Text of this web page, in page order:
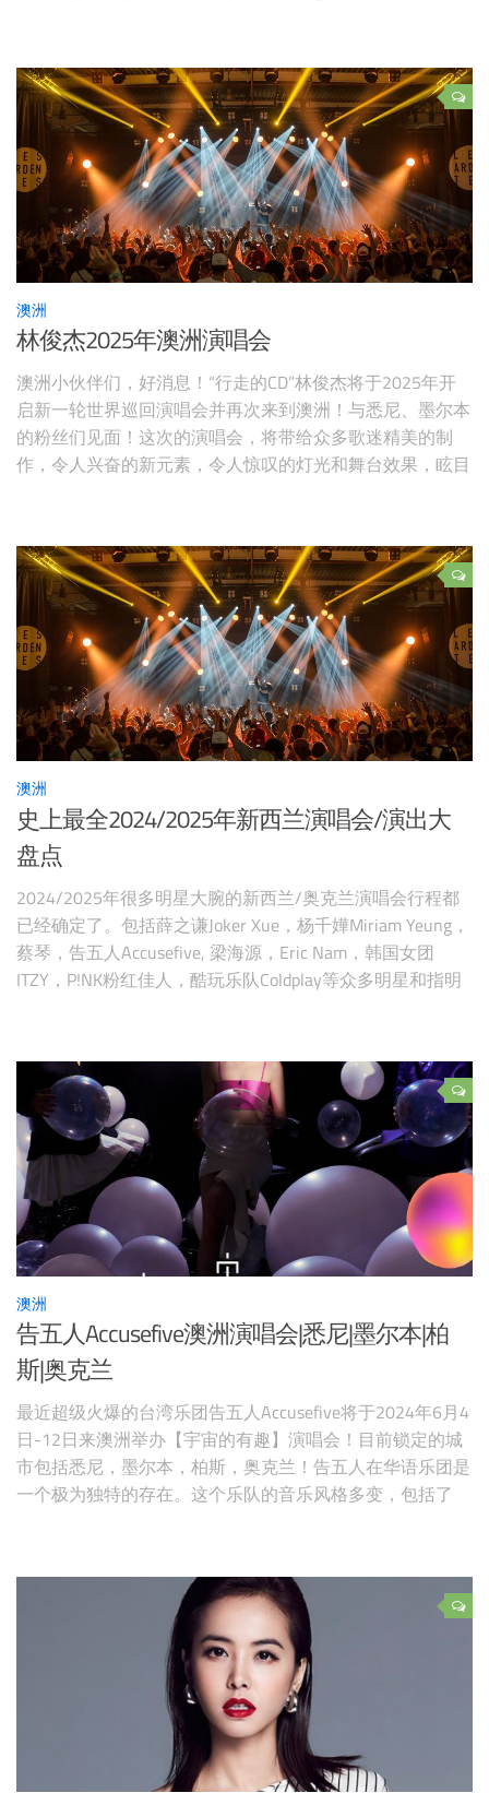
社，梁海源，BlackPink粉墨
澳洲
林俊杰2025年澳洲演唱会
澳洲小伙伴们，好消息！“行走的CD”林俊杰将于2025年开
启新一轮世界巡回演唱会并再次来到澳洲！与悉尼、墨尔本
的粉丝们见面！这次的演唱会，将带给众多歌迷精美的制
作，令人兴奋的新元素，令人惊叹的灯光和舞台效果，眩目
惜没如果》、《修炼爱情》等等。。。 林俊杰墨尔本演唱
会地点：待定【购票页面待定，查
澳洲
史上最全2024/2025年新西兰演唱会/演出大
盘点
2024/2025年很多明星大腕的新西兰/奥克兰演唱会行程都
已经确定了。包括薛之谦Joker Xue，杨千嬅Miriam Yeung，
蔡琴，告五人Accusefive, 梁海源，Eric Nam，韩国女团
ITZY，P!NK粉红佳人，酷玩乐队Coldplay等众多明星和指明
澳洲
告五人Accusefive澳洲演唱会|悉尼|墨尔本|柏
斯|奥克兰
最近超级火爆的台湾乐团告五人Accusefive将于2024年6月4
日-12日来澳洲举办【宇宙的有趣】演唱会！目前锁定的城
市包括悉尼，墨尔本，柏斯，奥克兰！告五人在华语乐团是
一个极为独特的存在。这个乐队的音乐风格多变，包括了
东的丧，而且是极为少有的男